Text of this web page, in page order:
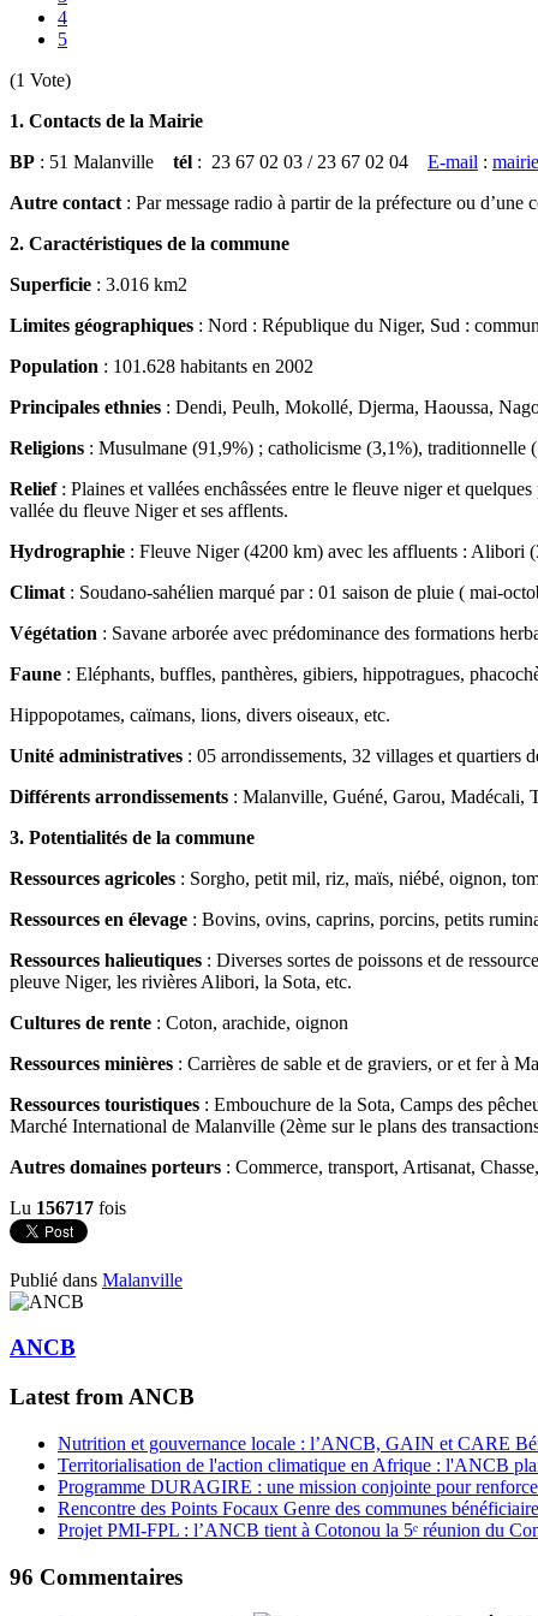
4
5
(1 Vote)
1. Contacts de la Mairie
BP : 51 Malanville tél : 23 67 02 03 / 23 67 02 04 E-mail :
Autre contact : Par message radio à partir de la préfecture ou
2. Caractéristiques de la commune
Superficie : 3.016 km2
Limites géographiques : Nord : République du Niger, Sud :
Population : 101.628 habitants en 2002
Principales ethnies : Dendi, Peulh, Mokollé, Djerma, Haoussa,
Religions : Musulmane (91,9%) ; catholicisme (3,1%), traditionnelle
Relief: Plaines et vallées enchâssées entre le fleuve niger et
vallée du fleuve Niger et ses afflents.
Hydrographie : Fleuve Niger (4200 km) avec les affluents : Alibori
Climat : Soudano-sahélien marqué par : 01 saison de pluie ( mai-
Végétation : Savane arborée avec prédominance des formations
Faune : Eléphants, buffles, panthères, gibiers, hippotragues,
Hippopotames, caïmans, lions, divers oiseaux, etc.
Unité administratives : 05 arrondissements, 32 villages et quartiers
Différents arrondissements : Malanville, Guéné, Garou, Madécali,
3. Potentialités de la commune
Ressources agricoles : Sorgho, petit mil, riz, maïs, niébé, oignon,
Ressources en élevage : Bovins, ovins, caprins, porcins, petits
Ressources halieutiques : Diverses sortes de poissons et de
pleuve Niger, les rivières Alibori, la Sota, etc.
Cultures de rente : Coton, arachide, oignon
Ressources minières : Carrières de sable et de graviers, or et fer à
Ressources touristiques : Embouchure de la Sota, Camps des
Marché International de Malanville (2ème sur le plans des
Autres domaines porteurs : Commerce, transport, Artisanat,
Lu 156717 fois
Publié dans Malanville
ANCB
Latest from ANCB
Nutrition et gouvernance locale : l’ANCB, GAIN et CARE
Territorialisation de l'action climatique en Afrique : l'ANCB
Programme DURAGIRE : une mission conjointe pour
Rencontre des Points Focaux Genre des communes
Projet PMI-FPL : l’ANCB tient à Cotonou la 5ᵉ réunion du
96 Commentaires